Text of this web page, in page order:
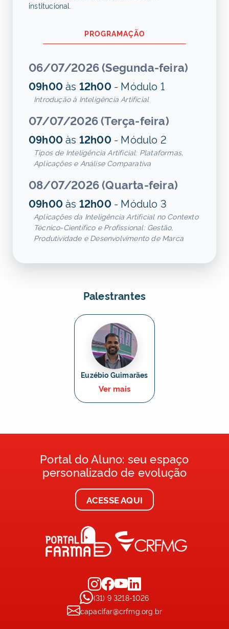
institucional.
PROGRAMAÇÃO
06/07/2026 (Segunda-feira)
09h00às 12h00- Módulo 1
Introdução à Inteligência Artificial
07/07/2026 (Terça-feira)
09h00às 12h00- Módulo 2
Tipos de Inteligência Artificial: Plataformas,
Aplicações e Análise Comparativa
08/07/2026 (Quarta-feira)
09h00às 12h00- Módulo 3
Aplicações da Inteligência Artificial no Contexto
Técnico-Científico e Profissional: Gestão,
Produtividade e Desenvolvimento de Marca
Palestrantes
Euzébio Guimarães
Ver mais
Portal do Aluno: seu espaço
personalizado de evolução
ACESSE AQUI
(31) 9 3218-1026
capacifar@crfmg.org.br